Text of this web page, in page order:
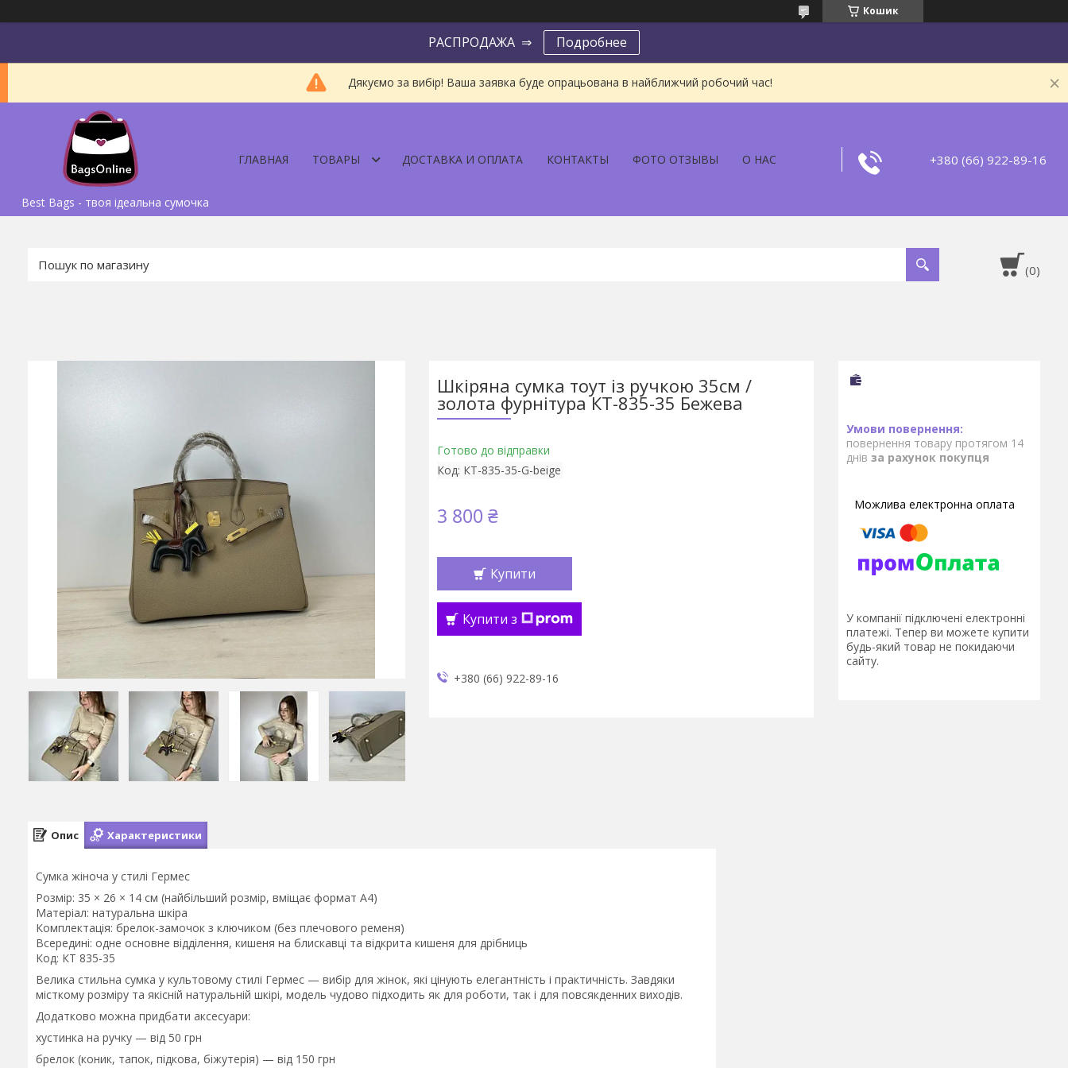
Кошик
РАСПРОДАЖА ⇒ Подробнее
Дякуємо за вибір! Ваша заявка буде опрацьована в найближчий робочий час!
Best Bags - твоя ідеальна сумочка
ГЛАВНАЯ ТОВАРЫ ДОСТАВКА И ОПЛАТА КОНТАКТЫ ФОТО ОТЗЫВЫ О НАС +380 (66) 922-89-16
Шкіряна сумка тоут із ручкою 35см /
золота фурнітура КТ-835-35 Бежева
Готово до відправки
Код: КТ-835-35-G-beige
3 800 ₴
Купити
Купити з
+380 (66) 922-89-16
повернення товару протягом 14
днів за рахунок покупця
У компанії підключені електронні
платежі. Тепер ви можете купити
будь-який товар не покидаючи
сайту.
Опис Характеристики
Сумка жіноча у стилі Гермес
Розмір: 35 × 26 × 14 см (найбільший розмір, вміщає формат А4)
Матеріал: натуральна шкіра
Комплектація: брелок-замочок з ключиком (без плечового ременя)
Всередині: одне основне відділення, кишеня на блискавці та відкрита кишеня для дрібниць
Код: КТ 835-35
Велика стильна сумка у культовому стилі Гермес — вибір для жінок, які цінують елегантність і практичність. Завдяки
місткому розміру та якісній натуральній шкірі, модель чудово підходить як для роботи, так і для повсякденних виходів.
Додатково можна придбати аксесуари:
хустинка на ручку — від 50 грн
брелок (коник, тапок, підкова, біжутерія) — від 150 грн